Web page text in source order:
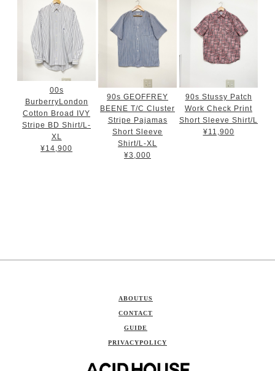
00s
BurberryLondon
Cotton Broad IVY
Stripe BD Shirt/L-
XL
¥14,900
90s GEOFFREY
BEENE T/C Cluster
Stripe Pajamas
Short Sleeve
Shirt/L-XL
¥3,000
90s Stussy Patch
Work Check Print
Short Sleeve Shirt/L
¥11,900
ABOUTUS
CONTACT
GUIDE
PRIVACYPOLICY